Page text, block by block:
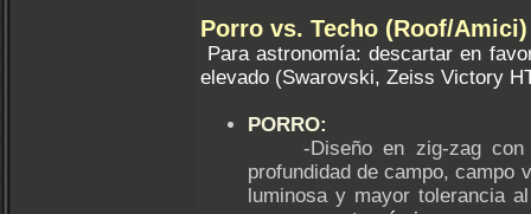
Porro vs. Techo (Roof/Amici)
Para astronomía: descartar en
elevado (Swarovski, Zeiss Victory
PORRO:
-Diseño en zig-zag con
profundidad de campo, campo
luminosa y mayor tolerancia